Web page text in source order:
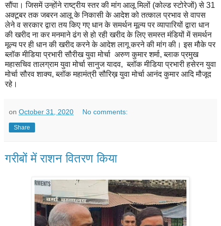
सौंपा। जिसमें उन्होंने राष्ट्रीय स्तर की मांग आलू मिलों (कोल्ड स्टोरेजों) से 31
अक्टूबर तक जबरन आलू के निकासी के आदेश को तत्काल प्रभाव से वापस
लेने व सरकार द्वारा तय किए गए धान के समर्थन मूल्य पर व्यापारियों द्वारा धान
की खरीद ना कर मनमाने ढंग से हो रही खरीद के लिए समस्त मंडियों में समर्थन
मूल्य पर ही धान की खरीद करने के आदेश लागू करने की मांग की। इस मौके पर
ब्लॉक मीडिया प्रभारी सौरीख युवा मोर्चा अरुण कुमार शर्मा, ब्लाक प्रमुख
महासचिव तालग्राम युवा मोर्चा सानुज यादव, ब्लॉक मीडिया प्रभारी हसेरन युवा
मोर्चा सौरव शाक्य, ब्लॉक महामंत्री सौरिख़ युवा मोर्चा आनंद कुमार आदि मौजूद
रहे।
on October 31, 2020 No comments:
Share
गरीबों में राशन वितरण किया